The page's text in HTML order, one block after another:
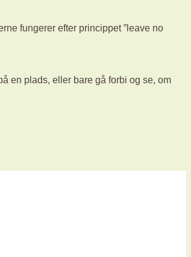
fungerer efter princippet ”leave no
en plads, eller bare gå forbi og se, om